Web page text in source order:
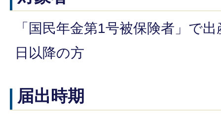
「国民年金第1号被保険者」で
日以降の方
届出時期